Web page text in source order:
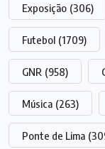
Exposição (306)
Futebol (1709)
GNR (958)
Música (263)
Ponte de Lima